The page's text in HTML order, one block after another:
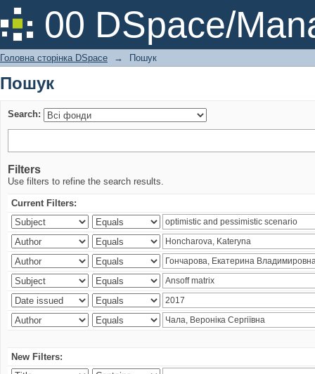
00 DSpace/
Пошук
Головна сторінка DSpace → Пошук
Пошук
Search:
Filters
Use filters to refine the search results.
Current Filters:
New Filters: